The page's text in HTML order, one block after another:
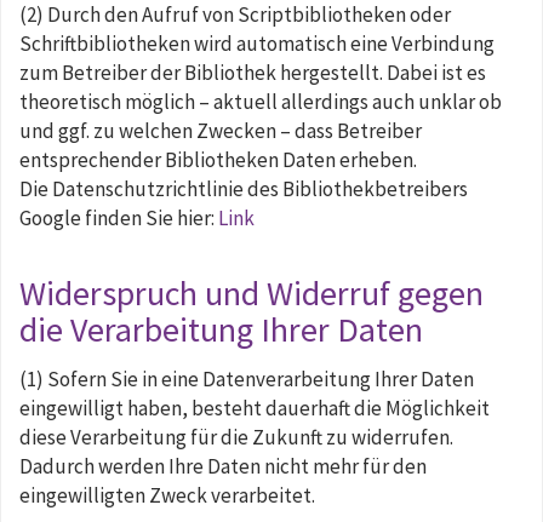
(2) Durch den Aufruf von Scriptbibliotheken oder
Schriftbibliotheken wird automatisch eine Verbindung
zum Betreiber der Bibliothek hergestellt. Dabei ist es
theoretisch möglich – aktuell allerdings auch unklar ob
und ggf. zu welchen Zwecken – dass Betreiber
entsprechender Bibliotheken Daten erheben.
Die Datenschutzrichtlinie des Bibliothekbetreibers
Google finden Sie hier: Link
Widerspruch und Widerruf gegen
die Verarbeitung Ihrer Daten
(1) Sofern Sie in eine Datenverarbeitung Ihrer Daten
eingewilligt haben, besteht dauerhaft die Möglichkeit
diese Verarbeitung für die Zukunft zu widerrufen.
Dadurch werden Ihre Daten nicht mehr für den
eingewilligten Zweck verarbeitet.